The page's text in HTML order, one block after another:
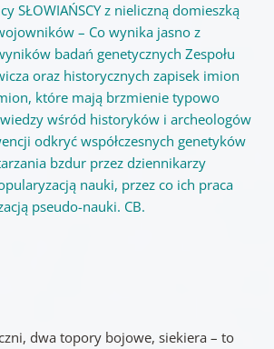
SŁOWIAŃSCY z nieliczną domieszką
– Co wynika jasno z
badań genetycznych Zespołu
oraz historycznych zapisek imion
które mają brzmienie typowo
wśród historyków i archeologów
odkryć współczesnych genetyków
bzdur przez dziennikarzy
nauki, przez co ich praca
pseudo-nauki. CB.
dwa topory bojowe, siekiera – to